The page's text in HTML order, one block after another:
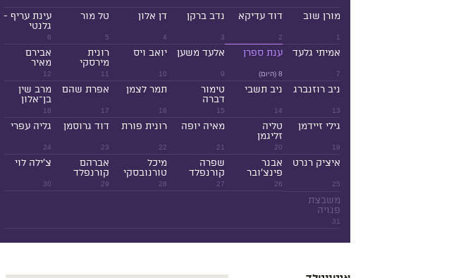
1
מורן שוב
2
דוד עדיקא
3
נדב ברקן
4
דן אלון
5
טל מור
6
עינת עריף -
גלנטי
7
אמיתי גלעד
8 (היום)
ענת ספרן
9
אלעד משען
10
יואב ויס
11
רונית
מירסקי
12
אבירם
מאיר
13
ניב רוזנברג
14
ניב תשבי
15
טימור
דברה
16
תמר לצמן
17
אפרת שהם
18
מרב שין
בן־אלון
19
גילי זיידמן
20
טליה
זליגמן
21
מאיה יופה
22
רונית פורת
23
דוד גרוסמן
24
גליה עפרי
25
איציק רנרט
26
אבנר
פינצ'ובר
27
שפרה
קורנפלד
28
מיכל
טורנובסקי
29
אברהם
קורנפלד
30
צ'ילה לוי
31
משבצת
פנויה